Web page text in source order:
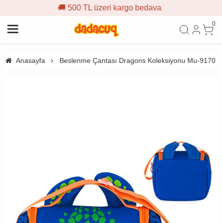
500 TL üzeri kargo bedava
0
Anasayfa Beslenme Çantası Dragons Koleksiyonu Mu-9170